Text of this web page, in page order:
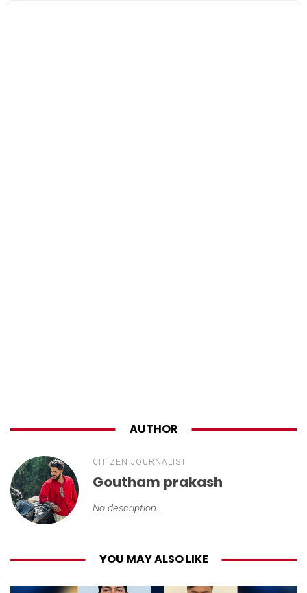
AUTHOR
CITIZEN JOURNALIST
Goutham prakash
No description...
YOU MAY ALSO LIKE